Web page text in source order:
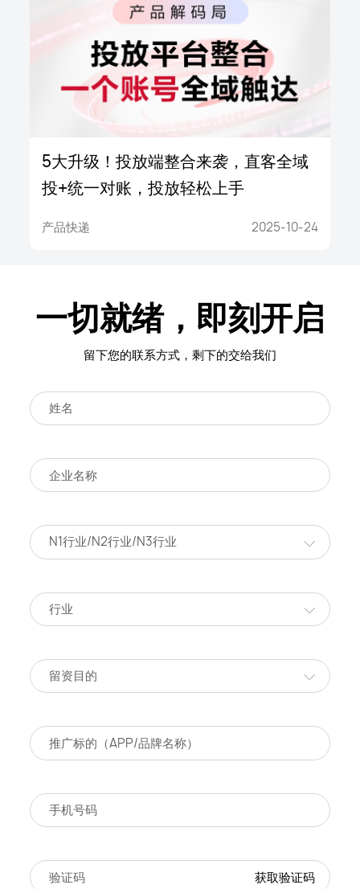
5大升级！投放端整合来袭，直客全域
投+统一对账，投放轻松上手
产品快递 2025-10-24
一切就绪，即刻开启
留下您的联系方式，剩下的交给我们
N1行业/N2行业/N3行业
行业
留资目的
获取验证码